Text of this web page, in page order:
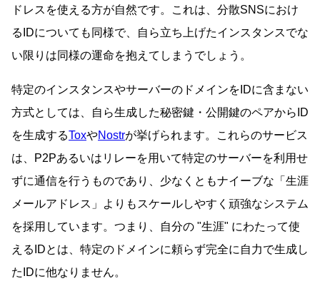
ドレスを使える方が自然です。これは、分散SNSにおけ
るIDについても同様で、自ら立ち上げたインスタンスでな
い限りは同様の運命を抱えてしまうでしょう。
特定のインスタンスやサーバーのドメインをIDに含まない
方式としては、自ら生成した秘密鍵・公開鍵のペアからID
を生成するToxやNostrが挙げられます。これらのサービス
は、P2Pあるいはリレーを用いて特定のサーバーを利用せ
ずに通信を行うものであり、少なくともナイーブな「生涯
メールアドレス」よりもスケールしやすく頑強なシステム
を採用しています。つまり、自分の 生涯
にわたって使
えるIDとは、特定のドメインに頼らず完全に自力で生成し
たIDに他なりません。